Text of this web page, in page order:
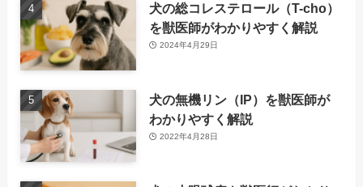
犬の総コレステロール（T-cho）
を獣医師がわかりやすく解説
2024年4月29日
犬の無機リン（IP）を獣医師が
わかりやすく解説
2022年4月28日